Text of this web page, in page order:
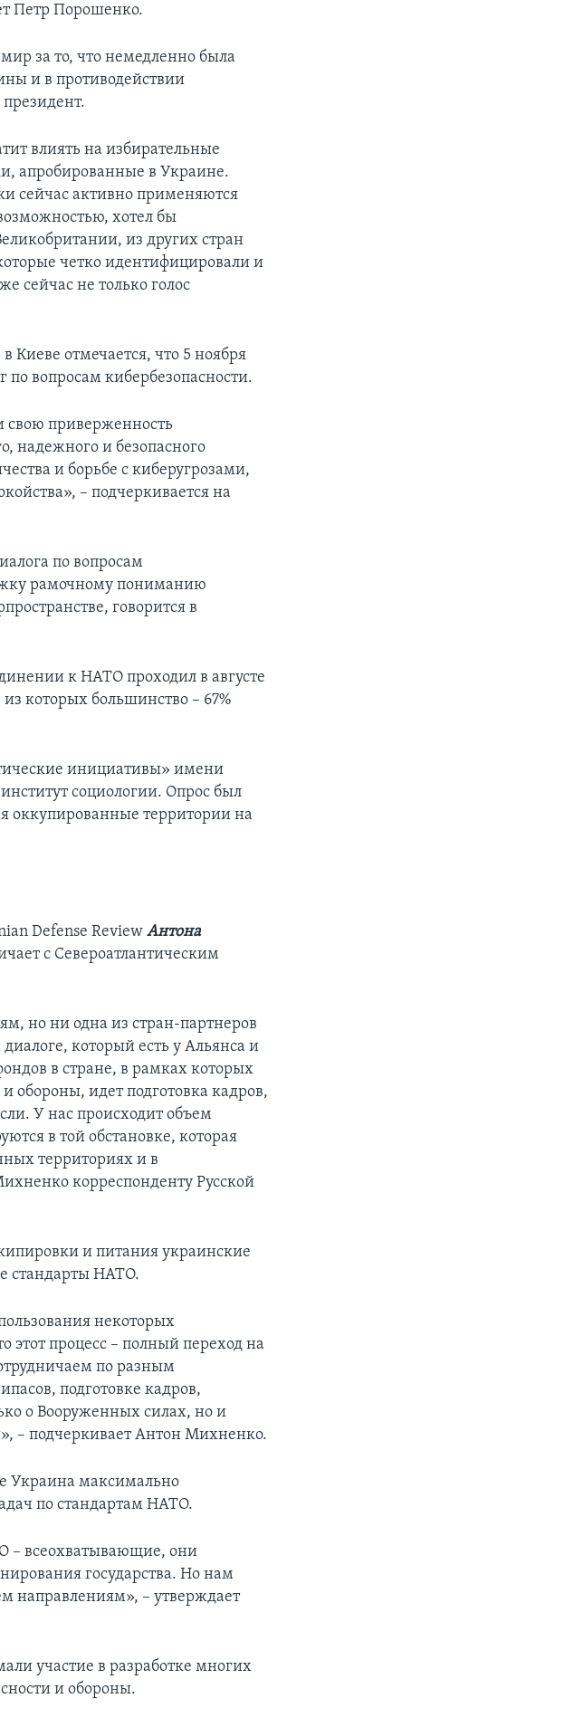
Петр Порошенко.
за то, что немедленно была
и в противодействии
влиять на избирательные
апробированные в Украине.
сейчас активно применяются
хотел бы
из других стран
четко идентифицировали и
сейчас не только голос
Киеве отмечается, что 5 ноября
вопросам кибербезопасности.
свою приверженность
надежного и безопасного
и борьбе с киберугрозами,
– подчеркивается на
по вопросам
рамочному пониманию
говорится в
к НАТО проходил в августе
которых большинство – 67%
инициативы» имени
социологии. Опрос был
оккупированные территории на
Defense ReviewАнтона
с Североатлантическим
но ни одна из стран-партнеров
который есть у Альянса и
в стране, в рамках которых
и обороны, идет подготовка кадров,
У нас происходит объем
в той обстановке, которая
территориях и в
корреспонденту Русской
и питания украинские
стандарты НАТО.
некоторых
процесс – полный переход на
по разным
подготовке кадров,
о Вооруженных силах, но и
– подчеркивает Антон Михненко.
Украина максимально
по стандартам НАТО.
– всеохватывающие, они
государства. Но нам
направлениям», – утверждает
участие в разработке многих
и обороны.